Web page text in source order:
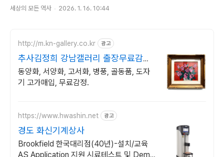
세상의 모든 역사 2026. 1. 16. 10:44
http://m.kn-gallery.co.kr 광고
추사김정희 강남갤러리 출장무료감정,
최고가매입보장
동양화, 서양화, 고서화, 병풍, 골동품, 도자
기 고가매입, 무료감정.
https://www.hwashin.net 광고
경도 화신기계상사
Brookfield 한국대리점(40년)-설치/교육
AS Application 지원 시료테스트 및 Demo